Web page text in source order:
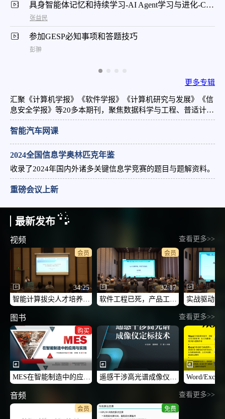
具身智能体记忆和持续学习-AI Agent学习与进化-CNCC 2024
张益民
参加GESP必知事项和答题技巧
彭翀
更多专辑
汇聚《计算机学报》《软件学报》《计算机研究与发展》《信
息安全学报》等20多本期刊，聚焦数据科学与工程、普适计算
与交互、高性能计算等前沿领域，顶尖学者主编团队呈现高质
量学术成果。
智能汽车网课
2024全国信息学奥林匹克年鉴
收录了2024年国内外诸多关键信息学竞赛的题目与题解资料。
重磅会议上新
最新发布
视频 查看更多>>
34:25
会员
智能计算拔尖人才培养体系及赛教融合课程建设-2026CCF未来计算机教育峰会（FCES 2026）
32:17
会员
软件工程已死，产品工程当立-2026CCF未来计算机教育峰会（FCES 2026）
图书 查看更多>>
购买
MES在智能制造中的应用与实践 遥感干涉高光谱成像仪定标技术
音频 查看更多>>
会员 免费